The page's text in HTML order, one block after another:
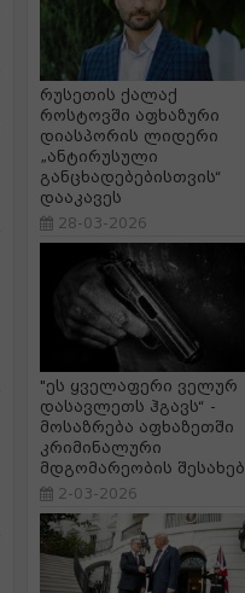
რუსეთის ქალაქ
როსტოვში აფხაზური
დიასპორის ლიდერი
„ანტირუსული
განცხადებებისთვის“
დააკავეს
28-03-2026
"ეს ყველაფერი ველურ
დასავლეთს ჰგავს“ -
მოსაზრება აფხაზეთში
კრიმინალური
მდგომარეობის შესახებ
2-03-2026